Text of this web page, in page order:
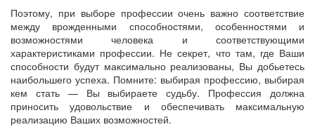
Поэтому, при выборе профессии очень важно соответствие
между врожденными способностями, особенностями и
возможностями человека и соответствующими
характеристиками профессии. Не секрет, что там, где Ваши
способности будут максимально реализованы, Вы добьетесь
наибольшего успеха. Помните: выбирая профессию, выбирая
кем стать — Вы выбираете судьбу. Профессия должна
приносить удовольствие и обеспечивать максимальную
реализацию Ваших возможностей.